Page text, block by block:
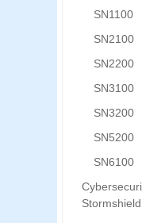
SN1100
SN2100
SN2200
SN3100
SN3200
SN5200
SN6100
Stormshield